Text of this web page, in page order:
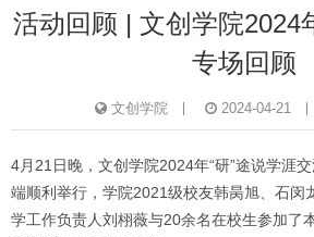
活动回顾 | 文创学院2024
专场回顾
文创学院 2024-04-21
4月21日晚，文创学院2024年“研”途说学涯
端顺利举行，学院2021级校友韩昺旭、石闵
学工作负责人刘栩薇与20余名在校生参加了